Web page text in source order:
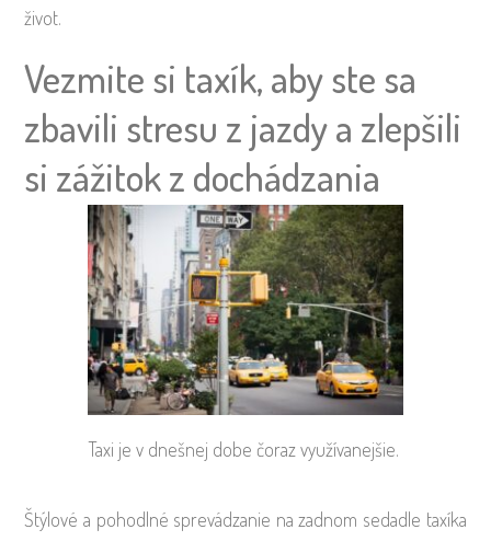
život.
Vezmite si taxík, aby ste sa
zbavili stresu z jazdy a zlepšili
si zážitok z dochádzania
Taxi je v dnešnej dobe čoraz využívanejšie.
Štýlové a pohodlné sprevádzanie na zadnom sedadle taxíka